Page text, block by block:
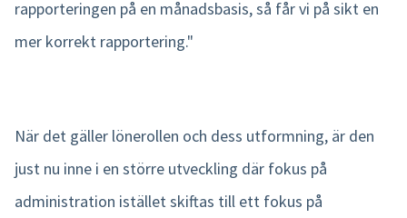
rapporteringen på en månadsbasis, så får vi på sikt en
mer korrekt rapportering."
När det gäller lönerollen och dess utformning, är den
just nu inne i en större utveckling där fokus på
administration istället skiftas till ett fokus på